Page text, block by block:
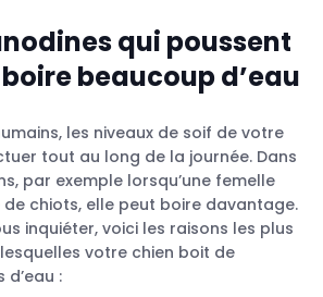
qui poussent
beaucoup d’eau
les niveaux de soif de votre
tout au long de la journée. Dans
par exemple lorsqu’une femelle
chiots, elle peut boire davantage.
inquiéter, voici les raisons les plus
votre chien boit de
: